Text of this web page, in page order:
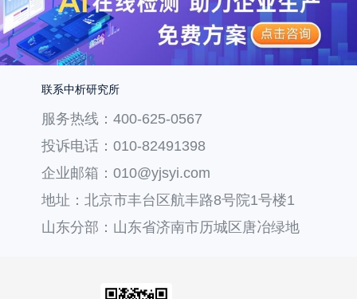
联系中析研究所
服务热线：400-625-0567
投诉电话：010-82491398
企业邮箱：010@yjsyi.com
地址：北京市丰台区航丰路8号院1号楼1
层121
山东分部：山东省济南市历城区唐冶绿地